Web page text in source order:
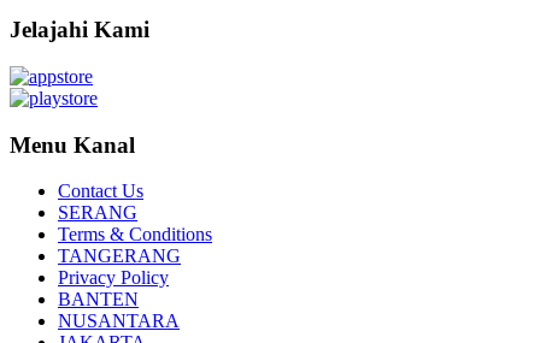
Jelajahi Kami
Menu Kanal
Contact Us
SERANG
Terms & Conditions
TANGERANG
Privacy Policy
BANTEN
NUSANTARA